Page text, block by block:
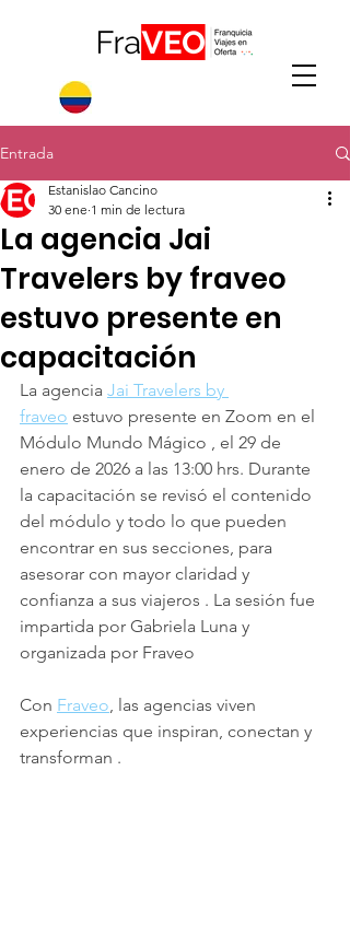
Entrada
La agencia Jai
Travelers by fraveo
estuvo presente en
capacitación
Estanislao Cancino
30 ene 1 min de lectura
La agencia Jai Travelers by
fraveo estuvo presente en Zoom en el
Módulo Mundo Mágico , el 29 de
enero de 2026 a las 13:00 hrs. Durante
la capacitación se revisó el contenido
del módulo y todo lo que pueden
encontrar en sus secciones, para
asesorar con mayor claridad y
confianza a sus viajeros . La sesión fue
impartida por Gabriela Luna y
organizada por Fraveo
Con Fraveo, las agencias viven
experiencias que inspiran, conectan y
transforman .